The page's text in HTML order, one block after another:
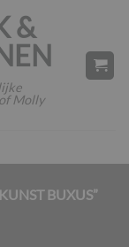
&
Molly
BUXUS”